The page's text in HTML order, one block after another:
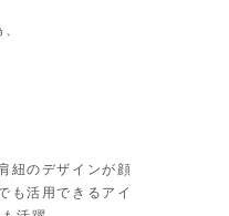
紐のデザインが顔
も活用できるアイ